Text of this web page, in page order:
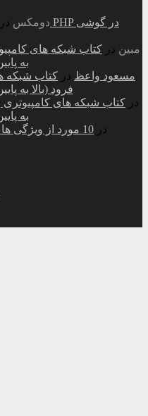
دومکس در
مبین در کتاب شبکه های
به
مسعود واعظ در کتاب شبکه
فرود (بالا به
در کتاب شبکه های کامپیوتری
به
در 10 مورد از ویژگی ها و ترفندهای اپل موزیک